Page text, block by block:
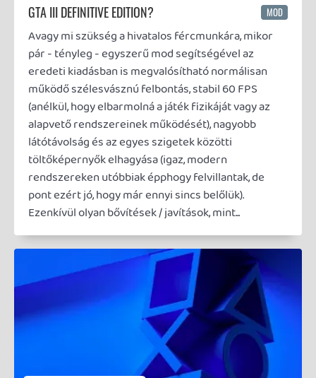
axl |2023.05.08.| 17
PL4YSTAT10N TOPLISTA
Nem vagyok a toplistázás híve, de úgy érzem, már
összejött egy stabil tizes csokor PS4-en, amiknek az
elsősége - ha nem is megkérdőjelezhetetlen, de -
számomra elég biztos.
FOTÓMÓD
Exkluzív képek Pókemberről (kommentár nélkül)